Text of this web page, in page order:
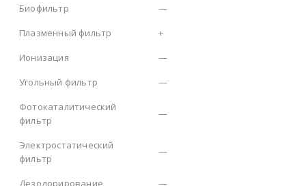
Биофильтр
—
Плазменный фильтр
+
Ионизация
—
Угольный фильтр
—
Фотокаталитический
фильтр
—
Электростатический
фильтр
—